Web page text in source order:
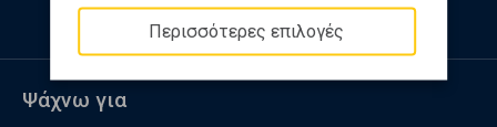
Περισσότερες επιλογές
Ψάχνω για